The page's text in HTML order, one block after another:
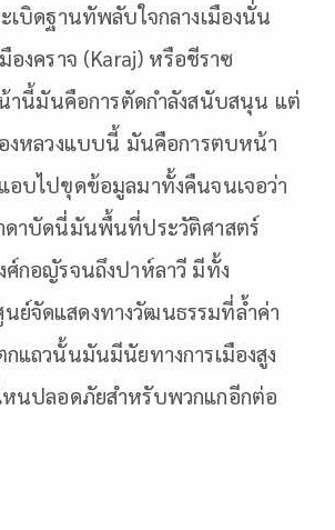
เบิดฐานทัพลับใจกลางเมืองนั่น
องคราจ (Karaj) หรือชีราซ
านี้มันคือการตัดกำลังสนับสนุน แต่
องหลวงแบบนี้ มันคือการตบหน้า
อบไปขุดข้อมูลมาทั้งคืนจนเจอว่า
ดาบัดนี่มันพื้นที่ประวัติศาสตร์
ศ์กอญัรจนถึงปาห์ลาวี มีทั้ง
จัดแสดงทางวัฒนธรรมที่ล้ำค่า
กแถวนั้นมันมีนัยทางการเมืองสูง
หนปลอดภัยสำหรับพวกแกอีกต่อ